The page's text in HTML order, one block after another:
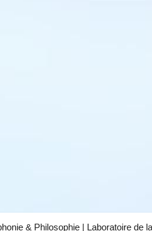
& Philosophie | Laboratoire de